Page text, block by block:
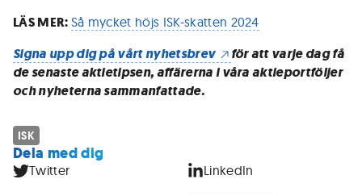
LÄS MER: Så mycket höjs ISK-skatten 2024
Signa upp dig på vårt nyhetsbrev
för att varje dag få
de senaste aktietipsen, affärerna i våra aktieportföljer
och nyheterna sammanfattade.
ISK
Dela med dig
Twitter LinkedIn